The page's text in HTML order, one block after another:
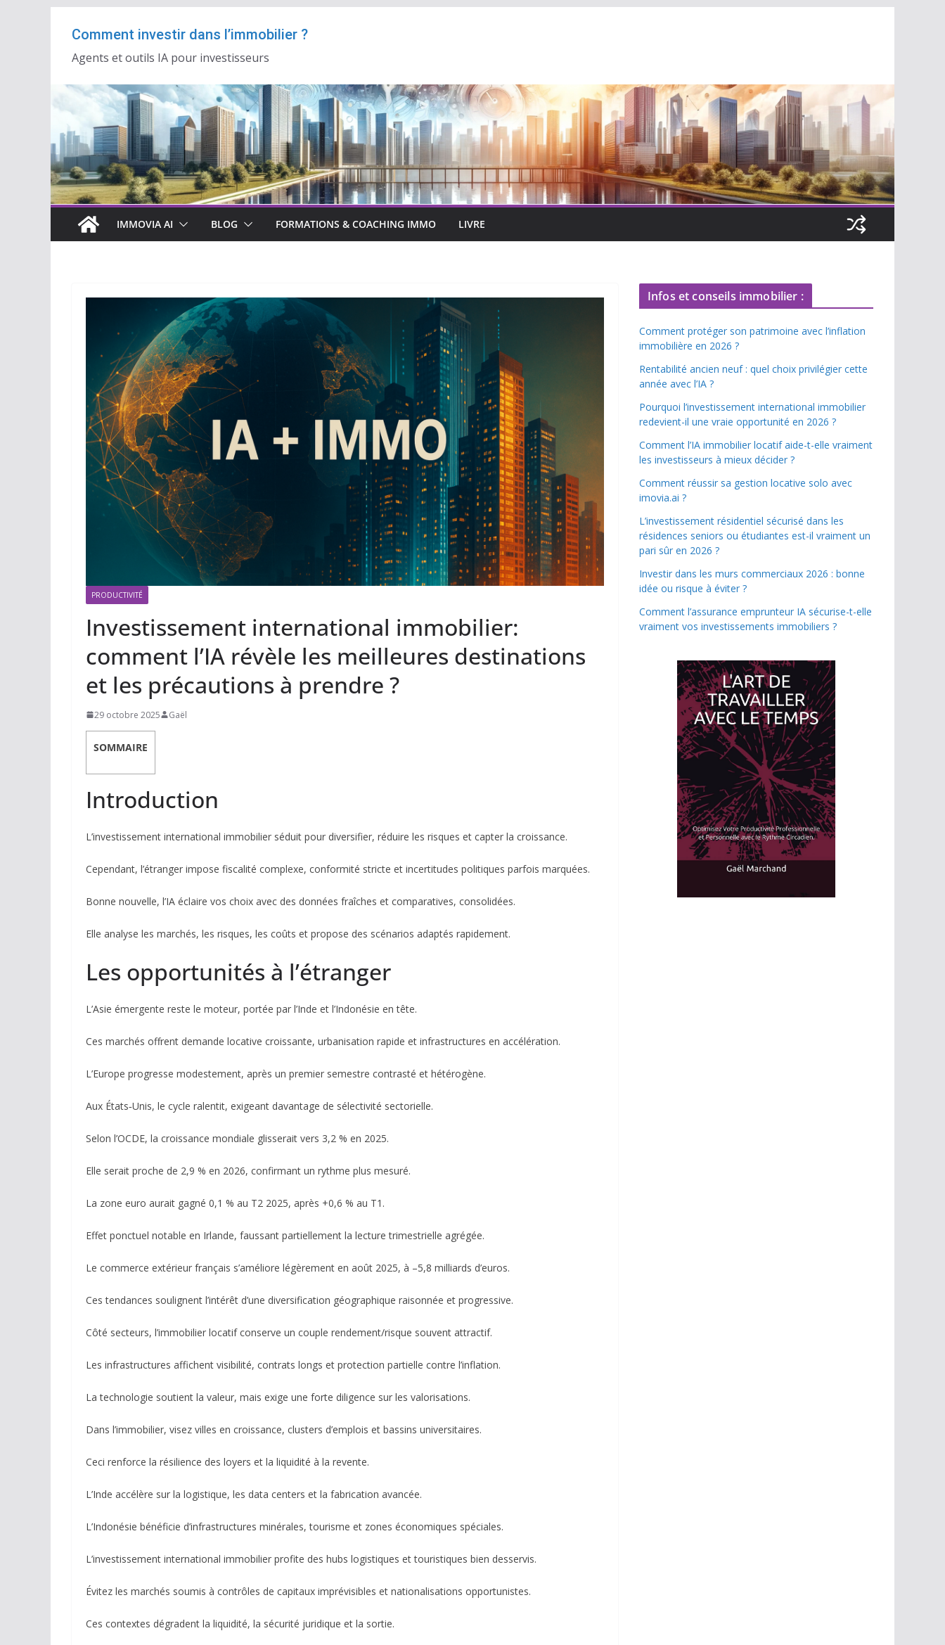
contenu
Comment investir dans l’immobilier ?
Agents et outils IA pour investisseurs
IMMOVIA AI BLOG FORMATIONS & COACHING IMMO LIVRE
PRODUCTIVITÉ
Investissement international immobilier:
comment l’IA révèle les meilleures destinations
et les précautions à prendre ?
29 octobre 2025 Gaël
SOMMAIRE
Introduction
L’investissement international immobilier séduit pour diversifier, réduire les risques et capter la croissance.
Cependant, l’étranger impose fiscalité complexe, conformité stricte et incertitudes politiques parfois marquées.
Bonne nouvelle, l’IA éclaire vos choix avec des données fraîches et comparatives, consolidées.
Elle analyse les marchés, les risques, les coûts et propose des scénarios adaptés rapidement.
Les opportunités à l’étranger
L’Asie émergente reste le moteur, portée par l’Inde et l’Indonésie en tête.
Ces marchés offrent demande locative croissante, urbanisation rapide et infrastructures en accélération.
L’Europe progresse modestement, après un premier semestre contrasté et hétérogène.
Aux États‑Unis, le cycle ralentit, exigeant davantage de sélectivité sectorielle.
Selon l’OCDE, la croissance mondiale glisserait vers 3,2 % en 2025.
Elle serait proche de 2,9 % en 2026, confirmant un rythme plus mesuré.
La zone euro aurait gagné 0,1 % au T2 2025, après +0,6 % au T1.
Effet ponctuel notable en Irlande, faussant partiellement la lecture trimestrielle agrégée.
Le commerce extérieur français s’améliore légèrement en août 2025, à –5,8 milliards d’euros.
Ces tendances soulignent l’intérêt d’une diversification géographique raisonnée et progressive.
Côté secteurs, l’immobilier locatif conserve un couple rendement/risque souvent attractif.
Les infrastructures affichent visibilité, contrats longs et protection partielle contre l’inflation.
La technologie soutient la valeur, mais exige une forte diligence sur les valorisations.
Dans l’immobilier, visez villes en croissance, clusters d’emplois et bassins universitaires.
Ceci renforce la résilience des loyers et la liquidité à la revente.
L’Inde accélère sur la logistique, les data centers et la fabrication avancée.
L’Indonésie bénéficie d’infrastructures minérales, tourisme et zones économiques spéciales.
L’investissement international immobilier profite des hubs logistiques et touristiques bien desservis.
Évitez les marchés soumis à contrôles de capitaux imprévisibles et nationalisations opportunistes.
Ces contextes dégradent la liquidité, la sécurité juridique et la sortie.
Infos et conseils immobilier :
Comment protéger son patrimoine avec l’inflation
immobilière en 2026 ?
Rentabilité ancien neuf : quel choix privilégier cette
année avec l’IA ?
Pourquoi l’investissement international immobilier
redevient-il une vraie opportunité en 2026 ?
Comment l’IA immobilier locatif aide-t-elle vraiment
les investisseurs à mieux décider ?
Comment réussir sa gestion locative solo avec
imovia.ai ?
L’investissement résidentiel sécurisé dans les
résidences seniors ou étudiantes est-il vraiment un
pari sûr en 2026 ?
Investir dans les murs commerciaux 2026 : bonne
idée ou risque à éviter ?
Comment l’assurance emprunteur IA sécurise-t-elle
vraiment vos investissements immobiliers ?